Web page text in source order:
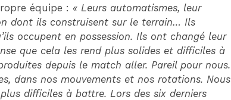
équipe : « Leurs automatismes, leur
dont ils construisent sur le terrain… Ils
occupent en possession. Ils ont changé leur
que cela les rend plus solides et difficiles à
depuis le match aller. Pareil pour nous.
dans nos mouvements et nos rotations. Nous
difficiles à battre. Lors des six derniers